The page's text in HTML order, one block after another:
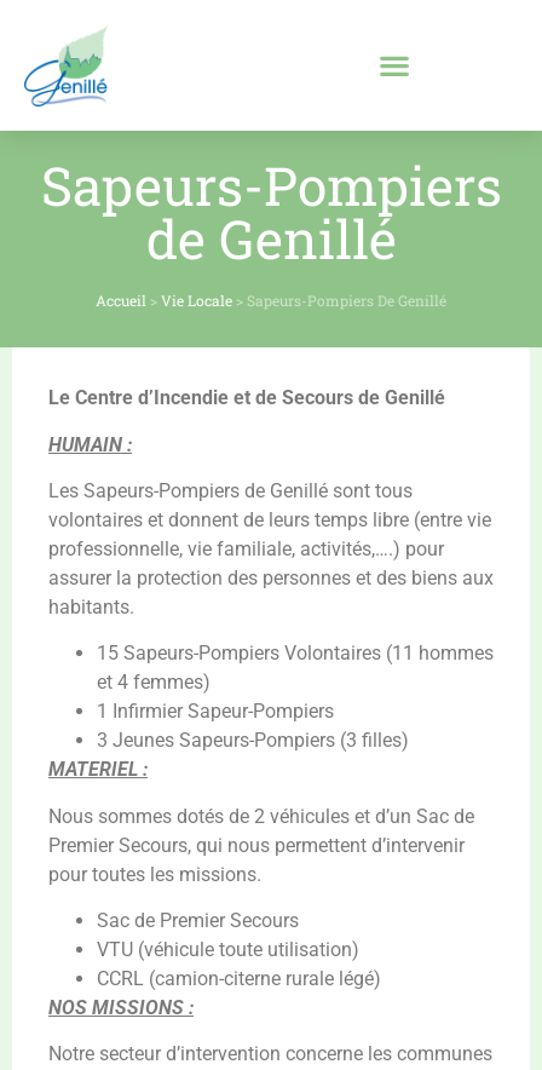
Sapeurs-Pompiers
de Genillé
Accueil >Vie Locale > Sapeurs-Pompiers De Genillé
Le Centre d’Incendie et de Secours de Genillé
HUMAIN :
Les Sapeurs-Pompiers de Genillé sont tous
volontaires et donnent de leurs temps libre (entre vie
professionnelle, vie familiale, activités,….) pour
assurer la protection des personnes et des biens aux
habitants.
15 Sapeurs-Pompiers Volontaires (11 hommes
et 4 femmes)
1 Infirmier Sapeur-Pompiers
3 Jeunes Sapeurs-Pompiers (3 filles)
MATERIEL :
Nous sommes dotés de 2 véhicules et d’un Sac de
Premier Secours, qui nous permettent d’intervenir
pour toutes les missions.
Sac de Premier Secours
VTU (véhicule toute utilisation)
CCRL (camion-citerne rurale légé)
NOS MISSIONS :
Notre secteur d’intervention concerne les communes